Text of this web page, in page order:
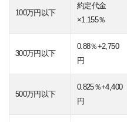
100万円以下
約定代金
×1.155％
300万円以下
0.88％+2,750
円
500万円以下
0.825％+4,400
円